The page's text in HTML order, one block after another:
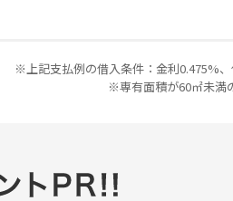
※上記支払例の借入条件：金利0.475%
※専有面積が60㎡未満